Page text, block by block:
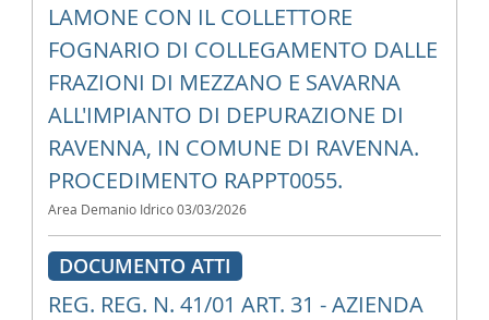
LAMONE CON IL COLLETTORE
FOGNARIO DI COLLEGAMENTO DALLE
FRAZIONI DI MEZZANO E SAVARNA
ALL'IMPIANTO DI DEPURAZIONE DI
RAVENNA, IN COMUNE DI RAVENNA.
PROCEDIMENTO RAPPT0055.
Area Demanio Idrico 03/03/2026
DOCUMENTO ATTI
REG. REG. N. 41/01 ART. 31 - AZIENDA